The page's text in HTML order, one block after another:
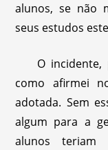
alunos, se não
seus estudos
O
como afirmei
adotada. Sem
algum para a
alunos teriam